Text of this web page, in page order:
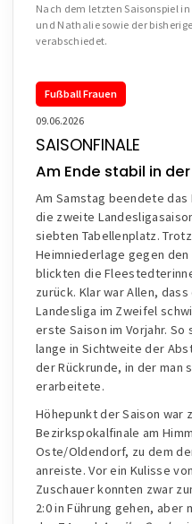
Nach dem letzten Saisonspiel
und Nathalie sowie der
verabschiedet.
Fußball Frauen
09.06.2026
SAISONFINALE
Am Ende stabil in
Am Samstag beendete
die zweite
siebten Tabellenplatz.
Heimniederlage gegen
blickten die
zurück. Klar war Allen,
Landesliga im Zweifel
erste Saison im Vorjahr.
lange in Sichtweite der
der Rückrunde, in der man
erarbeitete.
Höhepunkt der Saison war
Bezirkspokalfinale am
Oste/Oldendorf, zu dem
anreiste. Vor ein Kulisse
Zuschauer konnten zwar
2:0 in Führung gehen, aber